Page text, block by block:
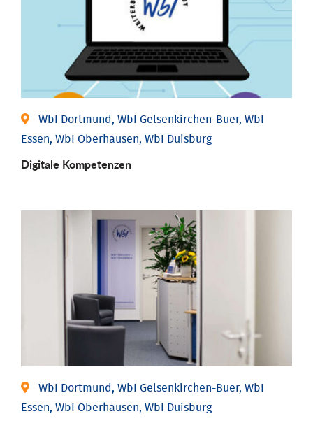
WbI Dortmund, WbI Gelsenkirchen-Buer, WbI
Essen, WbI Oberhausen, WbI Duisburg
Digitale Kompetenzen
WbI Dortmund, WbI Gelsenkirchen-Buer, WbI
Essen, WbI Oberhausen, WbI Duisburg